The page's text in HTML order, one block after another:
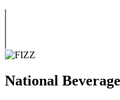
National